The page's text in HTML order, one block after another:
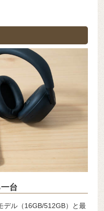
台
デル（16GB/512GB）と最